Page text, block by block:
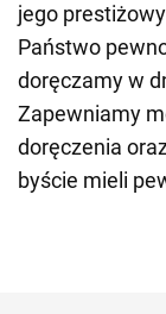
jego
Państwo
doręczamy w
Zapewniamy
doręczenia
byście mieli